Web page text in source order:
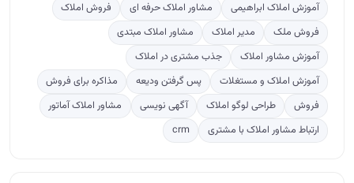
آموزش املاک ابراهیمی
مشاور املاک حرفه ای
فروش املاک
فروش ملک
مدیر املاک
مشاور املاک مبتدی
آموزش مشاور املاک
جذب مشتری در املاک
آموزش املاک و مستغلات
پس گرفتن ودیعه
مذاکره برای فروش
فروش
طراحی لوگو املاک آگهی نویسی
مشاور املاک آماتور
ارتباط مشاور املاک با مشتری
crm